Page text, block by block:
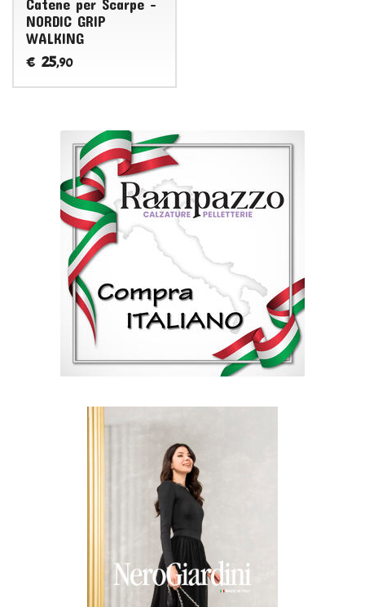
Catene per Scarpe -
NORDIC GRIP
WALKING
€ 25,90